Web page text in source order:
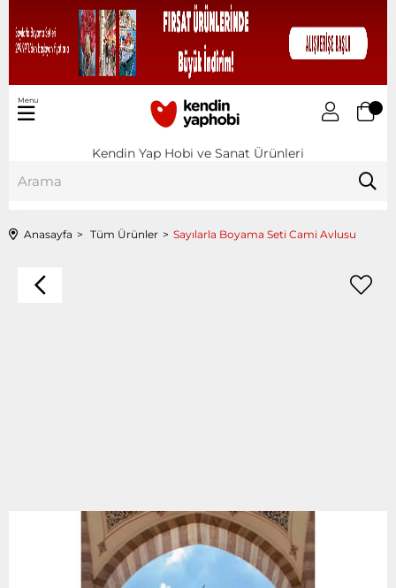
Kendin Yap Hobi ve Sanat Ürünleri
Menu
Anasayfa Tüm Ürünler Sayılarla Boyama Seti Cami Avlusu